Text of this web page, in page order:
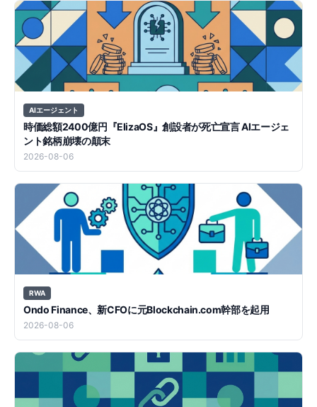
AIエージェント
時価総額2400億円『ElizaOS』創設者が死亡宣言 AIエージェ
ント銘柄崩壊の顛末
2026-08-06
RWA
Ondo Finance、新CFOに元Blockchain.com幹部を起用
2026-08-06